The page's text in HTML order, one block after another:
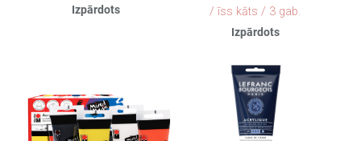
Izpārdots
/ īss kāts / 3 gab.
Izpārdots